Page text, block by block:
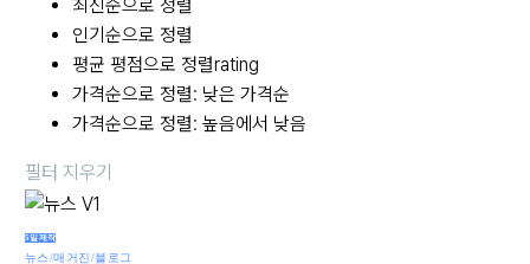
최신순으로 정렬
인기순으로 정렬
평균 평점으로 정렬rating
가격순으로 정렬: 낮은 가격순
가격순으로 정렬: 높음에서 낮음
필터 지우기
5일제작
뉴스/매거진/블로그